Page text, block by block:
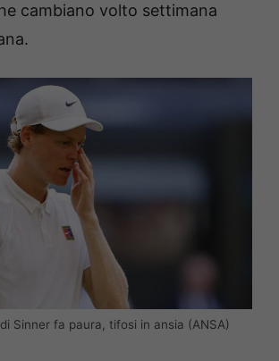
cambiano volto settimana
Sinner fa paura, tifosi in ansia (ANSA)